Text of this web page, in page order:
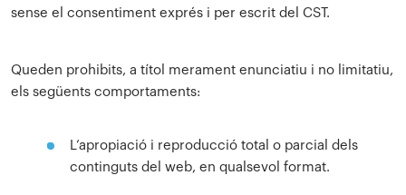
sense el consentiment exprés i per escrit del CST.
Queden prohibits, a títol merament enunciatiu i no limitatiu,
els següents comportaments:
L’apropiació i reproducció total o parcial dels
continguts del web, en qualsevol format.